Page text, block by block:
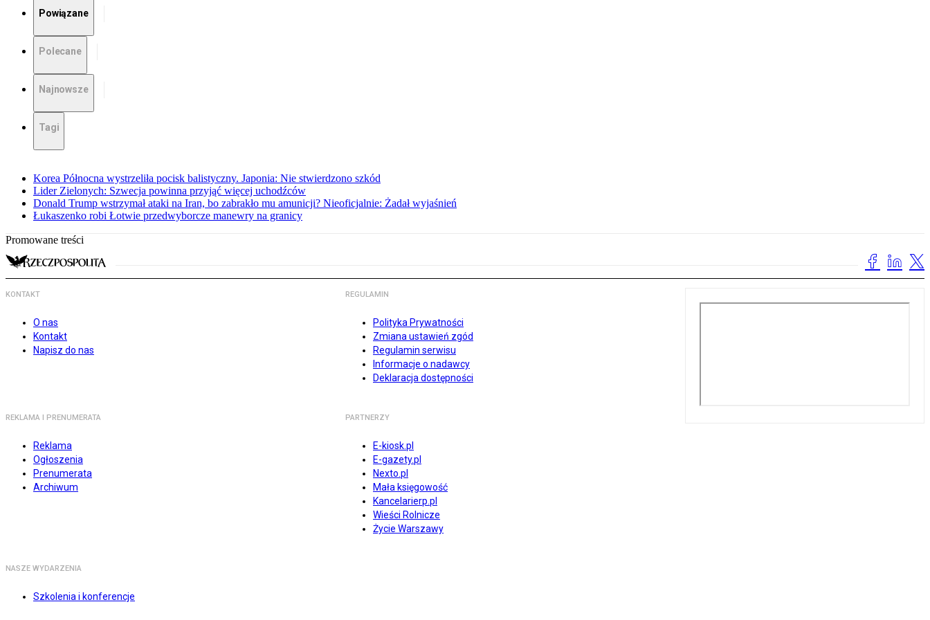
Powiązane
Polecane
Najnowsze
Tagi
Korea Północna wystrzeliła pocisk balistyczny. Japonia: Nie stwierdzono szkód
Lider Zielonych: Szwecja powinna przyjąć więcej uchodźców
Donald Trump wstrzymał ataki na Iran, bo zabrakło mu amunicji? Nieoficjalnie: Żadał wyjaśnień
Łukaszenko robi Łotwie przedwyborcze manewry na granicy
Promowane treści
KONTAKT
O nas
Kontakt
Napisz do nas
REGULAMIN
Polityka Prywatności
Zmiana ustawień zgód
Regulamin serwisu
Informacje o nadawcy
Deklaracja dostępności
REKLAMA I PRENUMERATA
Reklama
Ogłoszenia
Prenumerata
Archiwum
PARTNERZY
E-kiosk.pl
E-gazety.pl
Nexto.pl
Mała księgowość
Kancelarierp.pl
Wieści Rolnicze
Życie Warszawy
NASZE WYDARZENIA
Szkolenia i konferencje